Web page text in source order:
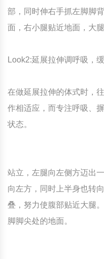
部，同时伸右手抓左脚脚
面，右小腿贴近地面，大
Look2:延展拉伸调呼吸，
在做延展拉伸的体式时，
作相适应，而专注呼吸、
状态。
站立，左腿向左侧方迈出
向左方，同时上半身也转
叠，努力使腹部贴近大腿
脚脚尖处的地面。